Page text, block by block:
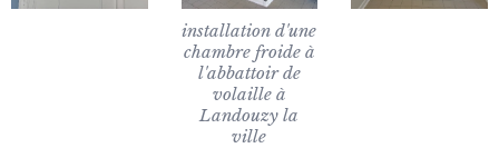
installation d'une
chambre froide à
l'abbattoir de
volaille à
Landouzy la
ville